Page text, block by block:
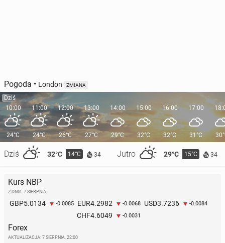
Pogoda • London ZMIANA
Dziś
10:00
24°C
Dziś 32°C 14°C 34 Jutro 29°C 15°C 34
11:00
24°C
12:00
26°C
13:00
27°C
14:00
29°C
15:00
32°C
16:00
32°C
17:00
31°C
Kurs NBP
Z DNIA: 7 SIERPNIA
GBP5.0134 -0.0085 EUR4.2982 -0.0068 USD3.7236 -0.0084
CHF4.6049 -0.0031
Forex
AKTUALIZACJA: 7 SIERPNIA, 22:00